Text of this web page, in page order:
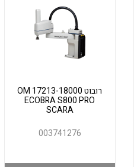
לכל מוצרי היצרן
רובוט OM 17213-18000
ECOBRA S800 PRO
SCARA
003741276